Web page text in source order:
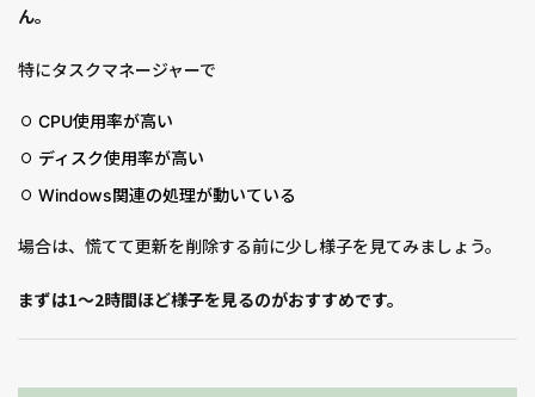
ん。
特にタスクマネージャーで
CPU使用率が高い
ディスク使用率が高い
Windows関連の処理が動いている
場合は、慌てて更新を削除する前に少し様子を見てみましょう。
まずは1〜2時間ほど様子を見るのがおすすめです。